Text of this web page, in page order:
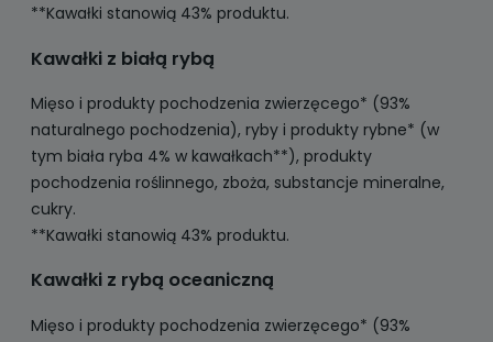
**Kawałki stanowią 43% produktu.
Kawałki z białą rybą
Mięso i produkty pochodzenia zwierzęcego* (93%
naturalnego pochodzenia), ryby i produkty rybne* (w
tym biała ryba 4% w kawałkach**), produkty
pochodzenia roślinnego, zboża, substancje mineralne,
cukry.
**Kawałki stanowią 43% produktu.
Kawałki z rybą oceaniczną
Mięso i produkty pochodzenia zwierzęcego* (93%